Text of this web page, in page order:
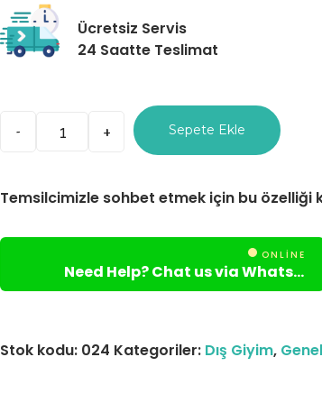
Ücretsiz Servis
24 Saatte Teslimat
Sepete Ekle
Temsilcimizle sohbet etmek için bu özelliği
ONLINE
Need Help? Chat us via Whatsapp
Stok kodu: 024 Kategoriler: Dış Giyim,